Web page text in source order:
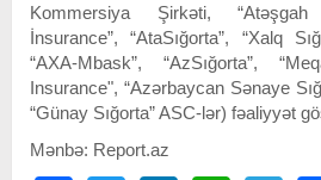
Kommersiya Şirkəti, “Atəşgah
İnsurance”, “AtaSığorta”, “Xalq
“AXA-Mbask”, “AzSığorta”,
Insurance", “Azərbaycan Sənaye
“Günay Sığorta” ASC-lər) fəaliyyət
Mənbə: Report.az